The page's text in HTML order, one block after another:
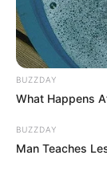
(2019).
Daftar isi
Judul: Yaksha:
BUZZDAY
What Happens
BUZZDAY
Man Teaches